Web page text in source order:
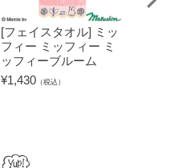
[フェイスタオル] ミッ
フィー ミッフィー ミ
ッフィーブルーム
¥1,430 （税込）